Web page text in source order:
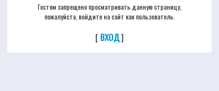
Гостям запрещено просматривать данную страницу,
пожалуйста, войдите на сайт как пользователь.
[ ВХОД]